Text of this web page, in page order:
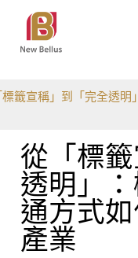
籤宣稱」到「完全透明」：機
從「標
透明」
通方式
產業